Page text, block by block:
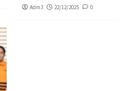
Adm3 22/12/2025 0